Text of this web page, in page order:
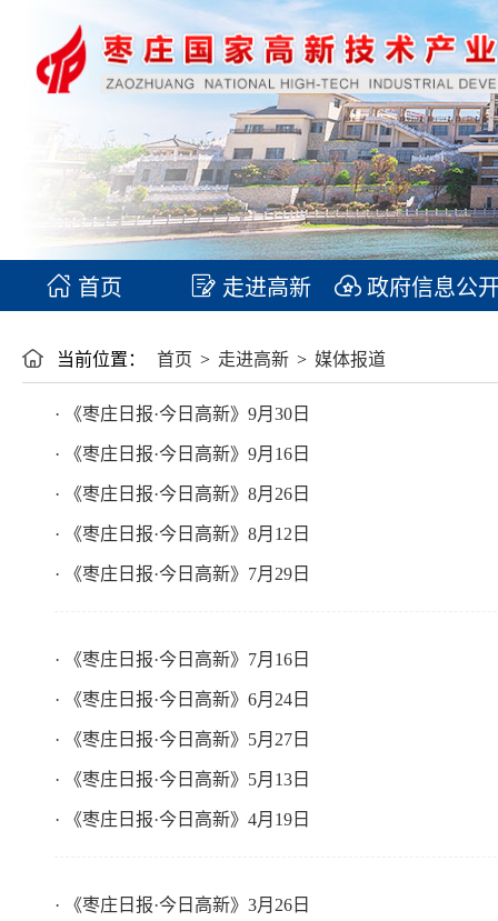
首页 走进高新 政府信息公
当前位置： 首页 > 走进高新 > 媒体报道
· 《枣庄日报·今日高新》9月30日
· 《枣庄日报·今日高新》9月16日
· 《枣庄日报·今日高新》8月26日
· 《枣庄日报·今日高新》8月12日
· 《枣庄日报·今日高新》7月29日
· 《枣庄日报·今日高新》7月16日
· 《枣庄日报·今日高新》6月24日
· 《枣庄日报·今日高新》5月27日
· 《枣庄日报·今日高新》5月13日
· 《枣庄日报·今日高新》4月19日
· 《枣庄日报·今日高新》3月26日